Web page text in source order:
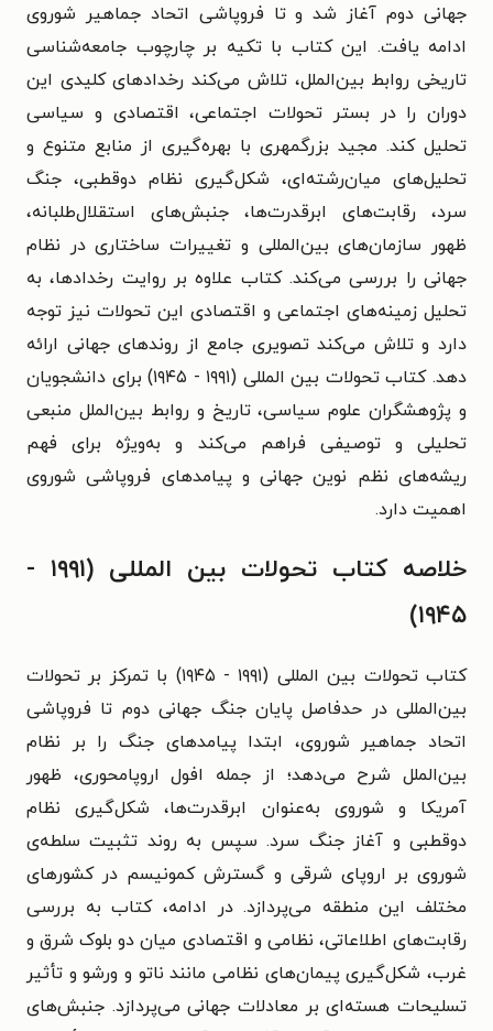
جهانی دوم آغاز شد و تا فروپاشی اتحاد جماهیر شوروی
ادامه یافت. این کتاب با تکیه بر چارچوب جامعه‌شناسی
تاریخی روابط بین‌الملل، تلاش می‌کند رخدادهای کلیدی این
دوران را در بستر تحولات اجتماعی، اقتصادی و سیاسی
تحلیل کند. مجید بزرگمهری با بهره‌گیری از منابع متنوع و
تحلیل‌های میان‌رشته‌ای، شکل‌گیری نظام دوقطبی، جنگ
سرد، رقابت‌های ابرقدرت‌ها، جنبش‌های استقلال‌طلبانه،
ظهور سازمان‌های بین‌المللی و تغییرات ساختاری در نظام
جهانی را بررسی می‌کند. کتاب علاوه بر روایت رخدادها، به
تحلیل زمینه‌های اجتماعی و اقتصادی این تحولات نیز توجه
دارد و تلاش می‌کند تصویری جامع از روندهای جهانی ارائه
دهد. کتاب تحولات بین المللی (۱۹۹۱ - ۱۹۴۵) برای دانشجویان
و پژوهشگران علوم سیاسی، تاریخ و روابط بین‌الملل منبعی
تحلیلی و توصیفی فراهم می‌کند و به‌ویژه برای فهم
ریشه‌های نظم نوین جهانی و پیامدهای فروپاشی شوروی
اهمیت دارد.
خلاصه کتاب تحولات بین المللی (۱۹۹۱ -
۱۹۴۵)
کتاب تحولات بین المللی (۱۹۹۱ - ۱۹۴۵) با تمرکز بر تحولات
بین‌المللی در حدفاصل پایان جنگ جهانی دوم تا فروپاشی
اتحاد جماهیر شوروی، ابتدا پیامدهای جنگ را بر نظام
بین‌الملل شرح می‌دهد؛ از جمله افول اروپامحوری، ظهور
آمریکا و شوروی به‌عنوان ابرقدرت‌ها، شکل‌گیری نظام
دوقطبی و آغاز جنگ سرد. سپس به روند تثبیت سلطه‌ی
شوروی بر اروپای شرقی و گسترش کمونیسم در کشورهای
مختلف این منطقه می‌پردازد. در ادامه، کتاب به بررسی
رقابت‌های اطلاعاتی، نظامی و اقتصادی میان دو بلوک شرق و
غرب، شکل‌گیری پیمان‌های نظامی مانند ناتو و ورشو و تأثیر
تسلیحات هسته‌ای بر معادلات جهانی می‌پردازد. جنبش‌های